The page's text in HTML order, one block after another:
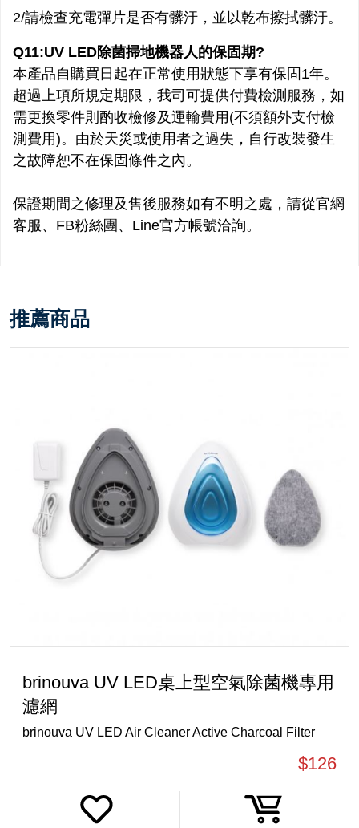
2/請檢查充電彈片是否有髒汙，並以乾布擦拭髒汙。
Q11:UV LED除菌掃地機器人的保固期?
本產品自購買日起在正常使用狀態下享有保固1年。
超過上項所規定期限，我司可提供付費檢測服務，如
需更換零件則酌收檢修及運輸費用(不須額外支付檢
測費用)。由於天災或使用者之過失，自行改裝發生
之故障恕不在保固條件之內。
保證期間之修理及售後服務如有不明之處，請從官網
客服、FB粉絲團、Line官方帳號洽詢。
推薦商品
brinouva UV LED桌上型空氣除菌機專用
濾網
brinouva UV LED Air Cleaner Active Charcoal Filter
$126